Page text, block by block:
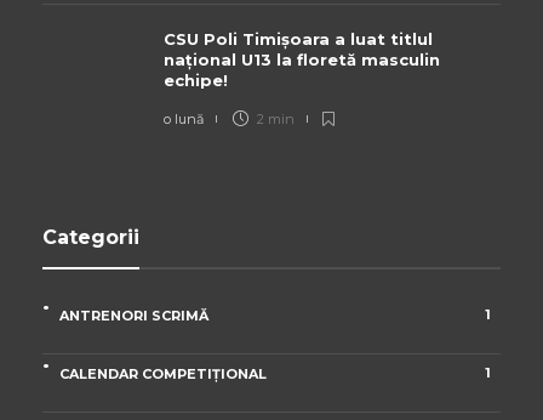
CSU Poli Timișoara a luat titlul
național U13 la floretă masculin
echipe!
o lună 2 min
Categorii
ANTRENORI SCRIMĂ 1
CALENDAR COMPETIȚIONAL 1